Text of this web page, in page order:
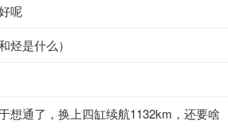
呢
烃是什么）
想通了，换上四缸续航1132km，还要啥